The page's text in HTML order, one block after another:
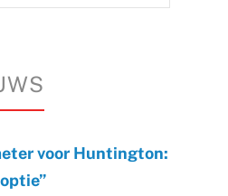
voor Huntington: